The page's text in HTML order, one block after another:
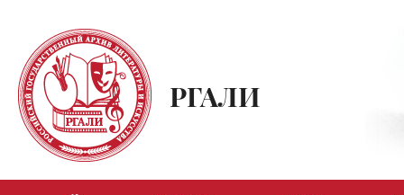
РГАЛИ